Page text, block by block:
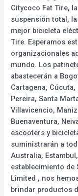
Citycoco Fat Tire,
suspensión total,
mejor bicicleta
Tire. Esperamos
organizacionales
mundo. Los
abastecerán a
Cartagena,
Pereira, Santa
Villavicencio,
Buenaventura,
escooters y
suministrarán a
Australia,
establecimiento de
Limited , nos
brindar productos